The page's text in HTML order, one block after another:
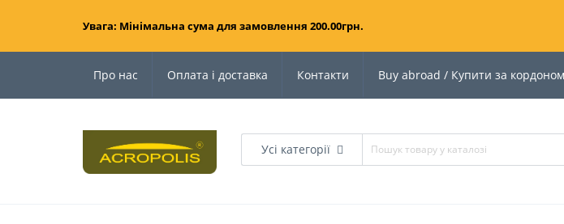
Увага: Мінімальна сума для замовлення 200.00грн.
Про нас Оплата і доставка Контакти Buy abroad / Купити за кордоном
Усі категорії